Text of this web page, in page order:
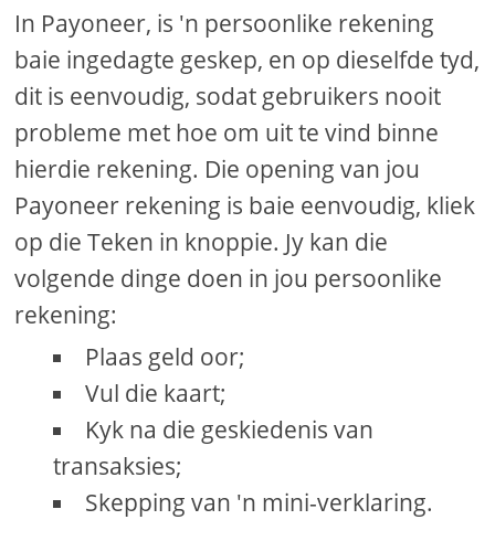
In Payoneer, is 'n persoonlike rekening
baie ingedagte geskep, en op dieselfde tyd,
dit is eenvoudig, sodat gebruikers nooit
probleme met hoe om uit te vind binne
hierdie rekening. Die opening van jou
Payoneer rekening is baie eenvoudig, kliek
op die Teken in knoppie. Jy kan die
volgende dinge doen in jou persoonlike
rekening:
Plaas geld oor;
Vul die kaart;
Kyk na die geskiedenis van
transaksies;
Skepping van 'n mini-verklaring.